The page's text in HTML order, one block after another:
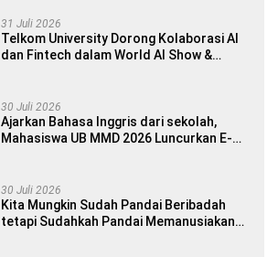
31 Juli 2026
Telkom University Dorong Kolaborasi AI
dan Fintech dalam World AI Show &
30 Juli 2026
Ajarkan Bahasa Inggris dari sekolah,
Mahasiswa UB MMD 2026 Luncurkan E-
30 Juli 2026
Kita Mungkin Sudah Pandai Beribadah
tetapi Sudahkah Pandai Memanusiakan